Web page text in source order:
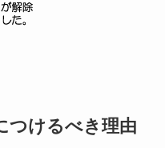
つけるべき理由